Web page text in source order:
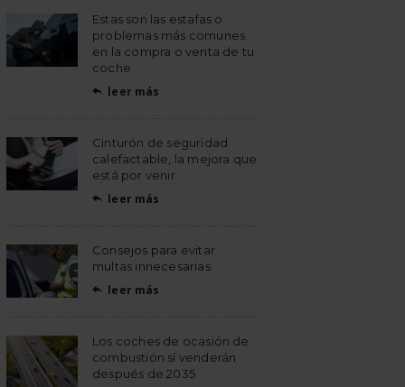
Estas son las estafas o
problemas más comunes
en la compra o venta de tu
coche
 leer más
Cinturón de seguridad
calefactable, la mejora que
está por venir
 leer más
Consejos para evitar
multas innecesarias
 leer más
Los coches de ocasión de
combustión sí venderán
después de 2035